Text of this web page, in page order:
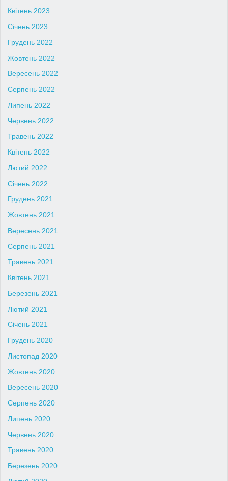
Квітень 2023
Січень 2023
Грудень 2022
Жовтень 2022
Вересень 2022
Серпень 2022
Липень 2022
Червень 2022
Травень 2022
Квітень 2022
Лютий 2022
Січень 2022
Грудень 2021
Жовтень 2021
Вересень 2021
Серпень 2021
Травень 2021
Квітень 2021
Березень 2021
Лютий 2021
Січень 2021
Грудень 2020
Листопад 2020
Жовтень 2020
Вересень 2020
Серпень 2020
Липень 2020
Червень 2020
Травень 2020
Березень 2020